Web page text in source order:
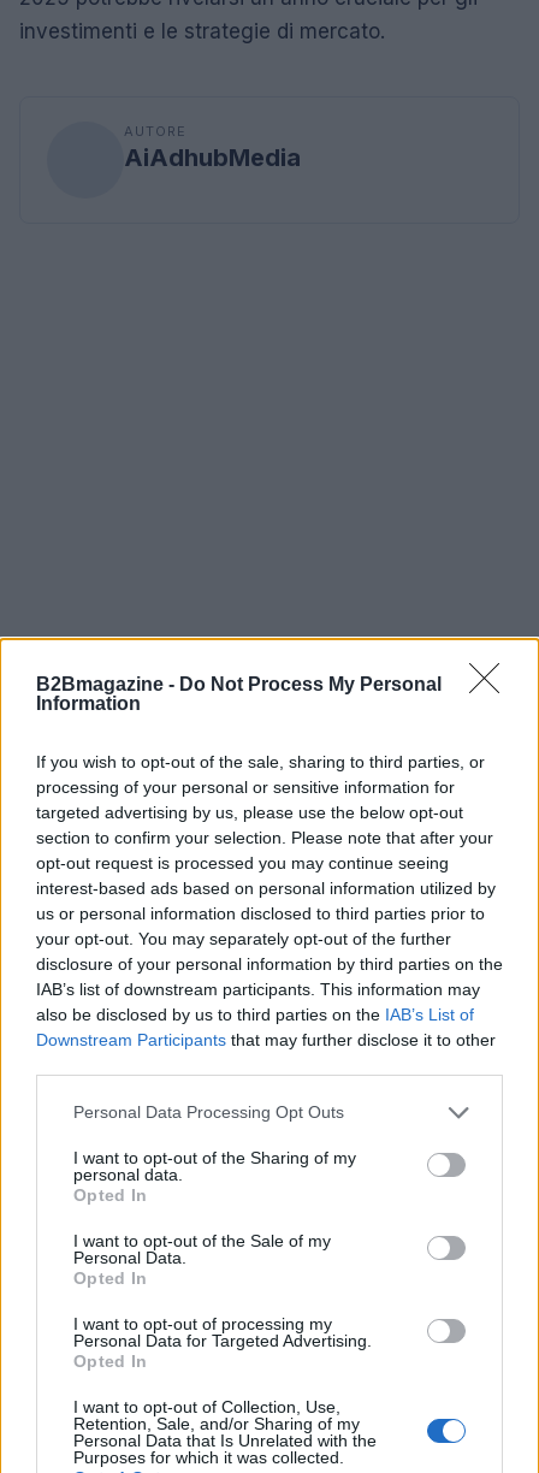
B2Bmagazine - Do Not Process My Personal
Information
If you wish to opt-out of the sale, sharing to third parties, or
processing of your personal or sensitive information for
targeted advertising by us, please use the below opt-out
section to confirm your selection. Please note that after your
opt-out request is processed you may continue seeing
interest-based ads based on personal information utilized by
us or personal information disclosed to third parties prior to
your opt-out. You may separately opt-out of the further
disclosure of your personal information by third parties on the
IAB’s list of downstream participants. This information may
also be disclosed by us to third parties on the IAB’s List of
Downstream Participants that may further disclose it to other
Please note that this website/app uses one or more Google
not limited to your visit or usage behaviour. You may click to
grant or deny consent to Google and its third-party tags to
use your data for below specified purposes in below Google
consent section.
Personal Data Processing Opt Outs
I want to opt-out of the Sharing of my
personal data.
Opted In
I want to opt-out of the Sale of my
Personal Data.
Opted In
I want to opt-out of processing my
Personal Data for Targeted Advertising.
Opted In
I want to opt-out of Collection, Use,
Retention, Sale, and/or Sharing of my
Personal Data that Is Unrelated with the
Purposes for which it was collected.
investimenti e le strategie di mercato.
AUTORE
AiAdhubMedia
Continua a leggere
B2B NEWS
Ripensare le tecnologie umanitarie oltre i criteri dei
donatori
B2B NEWS